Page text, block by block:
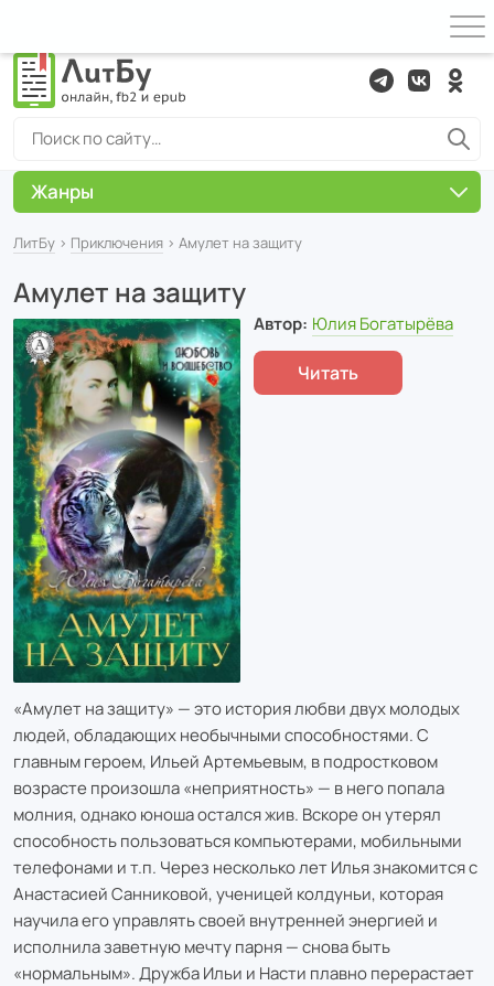
ЛитБу › Приключения › Амулет на защиту
Амулет на защиту
Автор: Юлия Богатырёва
Читать
«Амулет на защиту» — это история любви двух молодых
людей, обладающих необычными способностями. С
главным героем, Ильей Артемьевым, в подростковом
возрасте произошла «неприятность» — в него попала
молния, однако юноша остался жив. Вскоре он утерял
способность пользоваться компьютерами, мобильными
телефонами и т.п. Через несколько лет Илья знакомится с
Анастасией Санниковой, ученицей колдуньи, которая
научила его управлять своей внутренней энергией и
исполнила заветную мечту парня — снова быть
«нормальным». Дружба Ильи и Насти плавно перерастает
Жанры